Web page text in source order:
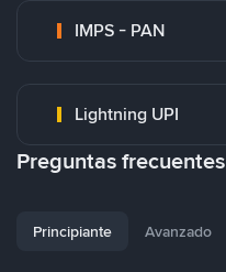
IMPS - PAN
Lightning UPI
Preguntas frecuentes
Principiante Avanzado